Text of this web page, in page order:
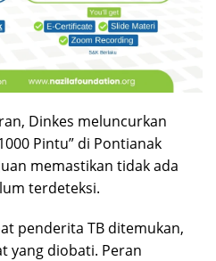
Dinkes meluncurkan
Pintu” di Pontianak
memastikan tidak ada
terdeteksi.
penderita TB ditemukan,
yang diobati. Peran